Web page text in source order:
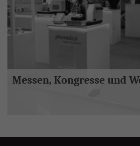
Messen, Kongresse und